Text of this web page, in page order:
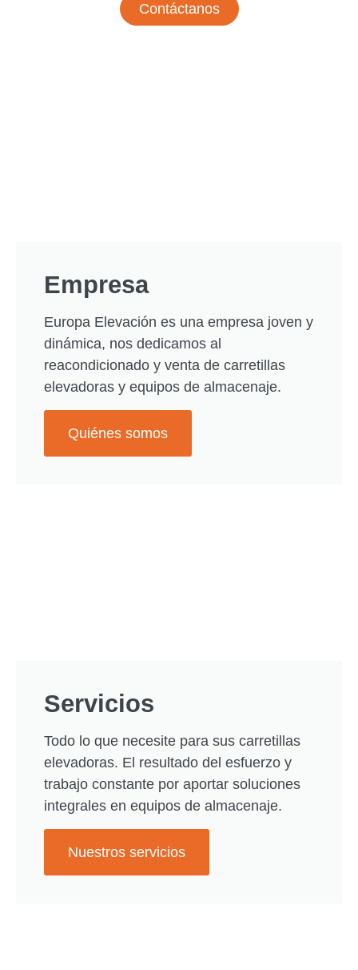
Contáctanos
Empresa
Europa Elevación es una empresa joven y
dinámica, nos dedicamos al
reacondicionado y venta de carretillas
elevadoras y equipos de almacenaje.
Quiénes somos
Servicios
Todo lo que necesite para sus carretillas
elevadoras. El resultado del esfuerzo y
trabajo constante por aportar soluciones
integrales en equipos de almacenaje.
Nuestros servicios